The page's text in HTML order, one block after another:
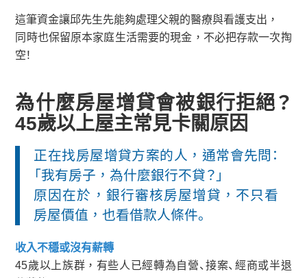
這筆資金讓邱先生先能夠處理父親的醫療與看護支出，
同時也保留原本家庭生活需要的現金，不必把存款一次掏
空！
為什麼房屋增貸會被銀行拒絕？
45歲以上屋主常見卡關原因
正在找房屋增貸方案的人，通常會先問：
「我有房子，為什麼銀行不貸？」
原因在於，銀行審核房屋增貸，不只看
房屋價值，也看借款人條件。
收入不穩或沒有薪轉
45歲以上族群，有些人已經轉為自營、接案、經商或半退